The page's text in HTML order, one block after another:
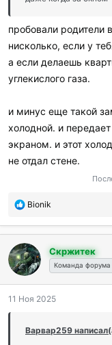
пробовали родители
нисколько, если у
а если делаешь
углекислого газа.
и минус еще такой
холодной. и
экраном. и этот
не отдал стене.
П
б
а
г
о
а
и
Bionik
Скржитек
Команда форума
11 Ноя 2025
Варвар259